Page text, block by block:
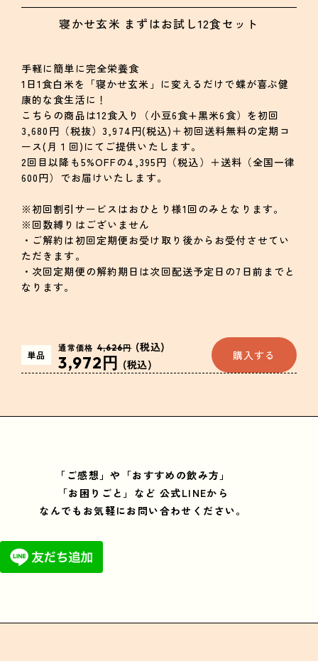
寝かせ玄米 まずはお試し12食セット
手軽に簡単に完全栄養食
1日1食白米を「寝かせ玄米」に変えるだけで蝶が喜ぶ健
康的な食生活に！
こちらの商品は12食入り（小豆6食+黒米6食）を初回
3,680円（税抜）3,974円(税込)＋初回送料無料の定期コ
ース(月１回)にてご提供いたします。
2回目以降も5%OFFの4,395円（税込）＋送料（全国一律
600円）でお届けいたします。
※初回割引サービスはおひとり様1回のみとなります。
※回数縛りはございません
・ご解約は初回定期便お受け取り後からお受付させてい
ただきます。
・次回定期便の解約期日は次回配送予定日の7日前までと
なります。
単品
通常価格 4,626円 (税込)
3,972円 (税込)
購入する
「ご感想」や「おすすめの飲み方」
「お困りごと」など 公式LINEから
なんでもお気軽にお問い合わせください。